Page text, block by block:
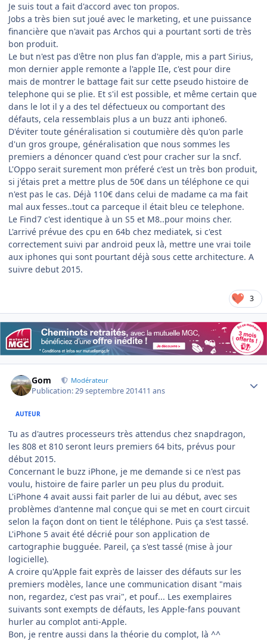
Je suis tout a fait d'accord avec ton propos.
Jobs a très bien sut joué avec le marketing, et une puissance
financière que n'avait pas Archos qui a pourtant sorti de très
bon produit.
Le but n'est pas d'être non plus fan d'apple, mis a part Sirius,
mon dernier apple remonte a l'apple IIe, c'est pour dire
mais de montrer le battage fait sur cette pseudo histoire de
telephone qui se plie. Et s'il est possible, et même certain que
dans le lot il y a des tel défectueux ou comportant des
défauts, cela ressemblais plus a un buzz anti iphone6.
D'éviter toute généralisation si coutumière dès qu'on parle
d'un gros groupe, généralisation que nous sommes les
premiers a dénoncer quand c'est pour cracher sur la sncf.
L'Oppo serait surement mon préferé c'est un très bon produit,
si j'étais pret a mettre plus de 50€ dans un téléphone ce qui
n'est pas le cas. Déjà 110€ dans celui de madame ca ma fait
mal aux fesses..tout ca parceque il était bleu ce telephone.
Le Find7 c'est identique à un S5 et M8..pour moins cher.
L'arrivé prévue des cpu en 64b chez mediatek, si c'est
correctement suivi par android peux là, mettre une vrai toile
aux iphones qui sont pourtant déjà sous cette architecture. A
suivre debut 2015.
3
Gom Modérateur
Publication:29 septembre 201411 ans
AUTEUR
Tu as d'autres processeurs très attendus chez snapdragon,
les 808 et 810 seront leurs premiers 64 bits, prévus pour
début 2015.
Concernant le buzz iPhone, je me demande si ce n'est pas
voulu, histoire de faire parler un peu plus du produit.
L'iPhone 4 avait aussi fait parler de lui au début, avec ses
problèmes d'antenne mal conçue qui se met en court circuit
selon la façon dont on tient le téléphone. Puis ça s'est tassé.
L'iPhone 5 avait été décrié pour son application de
cartographie bugguée. Pareil, ça s'est tassé (mise à jour
logicielle).
A croire qu'Apple fait exprès de laisser des défauts sur les
premiers modèles, lance une communication disant "mais
non, regardez, c'est pas vrai", et pouf... Les exemplaires
suivants sont exempts de défauts, les Apple-fans pouvant
hurler au complot anti-Apple.
Bon, je rentre aussi dans la théorie du complot, là ^^